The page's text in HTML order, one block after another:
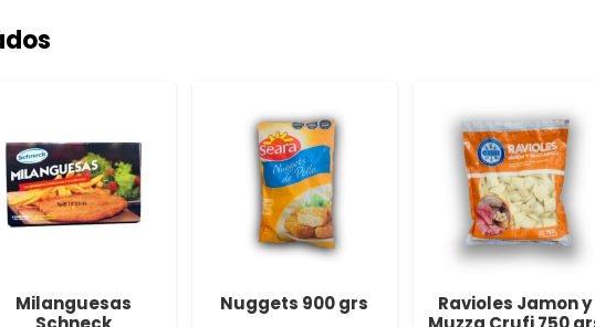
Milanguesas
Nuggets 900 grs
Ravioles Jamon y